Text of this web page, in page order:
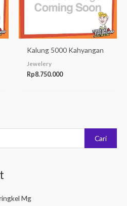
Cari
Mg
Kalung 5000 Kahyangan
Jewelery
Rp8.750.000